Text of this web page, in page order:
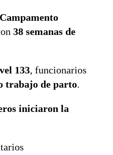
Campamento
38 semanas de
133, funcionarios
trabajo de parto.
iniciaron la